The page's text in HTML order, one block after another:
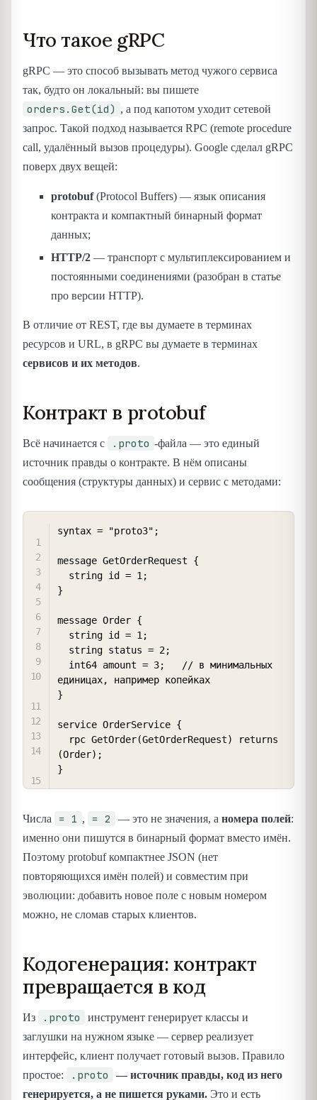
Что такое gRPC
gRPC — это способ вызывать метод чужого сервиса
так, будто он локальный: вы пишете
orders.Get(id) , а под капотом уходит сетевой
запрос. Такой подход называется RPC (remote procedure
call, удалённый вызов процедуры). Google сделал gRPC
поверх двух вещей:
protobuf(Protocol Buffers) — язык описания
контракта и компактный бинарный формат
данных;
HTTP/2 — транспорт с мультиплексированием и
постоянными соединениями (разобран в статье
про версии HTTP).
В отличие от REST, где вы думаете в терминах
ресурсов и URL, в gRPC вы думаете в терминах
сервисов и их методов.
Контракт в protobuf
Всё начинается с .proto -файла — это единый
источник правды о контракте. В нём описаны
сообщения (структуры данных) и сервис с методами:
syntax = "proto3";
message GetOrderRequest {
}
message Order {
единицах, например копейках
}
service OrderService {
(Order);
Числа = 1 , = 2 — это не значения, а номера полей:
именно они пишутся в бинарный формат вместо имён.
Поэтому protobuf компактнее JSON (нет
повторяющихся имён полей) и совместим при
эволюции: добавить новое поле с новым номером
можно, не сломав старых клиентов.
Кодогенерация: контракт
превращается в код
Из .proto
инструмент генерирует классы и
заглушки на нужном языке — сервер реализует
интерфейс, клиент получает готовый вызов. Правило
простое:
.proto
— источник правды, код из него
генерируется, а не пишется руками. Это и есть